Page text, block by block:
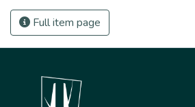
Full item page